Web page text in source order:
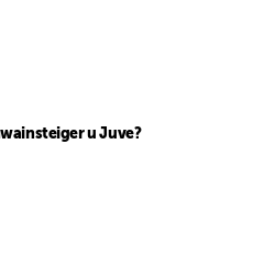
u Juve?